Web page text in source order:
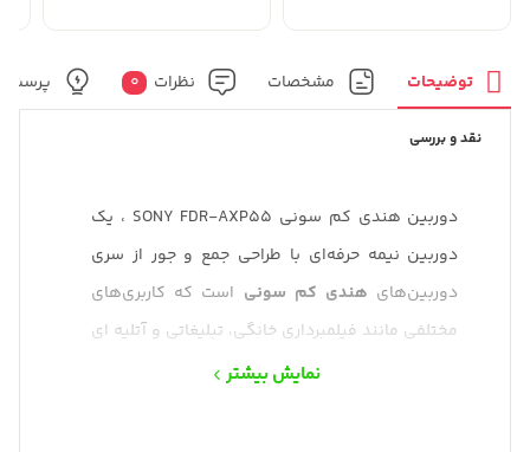
توضیحات مشخصات نظرات 0 پرسش
نقد و بررسی
دوربین هندی کم سونی SONY FDR-AXP55 ، یک
دوربین نیمه حرفه‌ای با طراحی جمع و جور از سری
دوربین‌های هندی کم سونی است که کاربری‌های
مختلفی مانند فیلمبرداری خانگی، تبلیغاتی و آتلیه ای
نمایش بیشتر